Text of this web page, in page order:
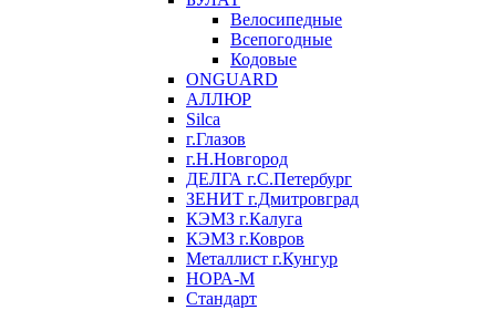
Велосипедные
Всепогодные
Кодовые
ONGUARD
АЛЛЮР
Silca
г.Глазов
г.Н.Новгород
ДЕЛГА г.С.Петербург
ЗЕНИТ г.Дмитровград
КЭМЗ г.Калуга
КЭМЗ г.Ковров
Металлист г.Кунгур
НОРА-М
Стандарт